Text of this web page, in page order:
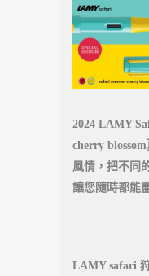
2024 LAMY
cherry
風情，把不同
讓您隨時都能
LAMY safari